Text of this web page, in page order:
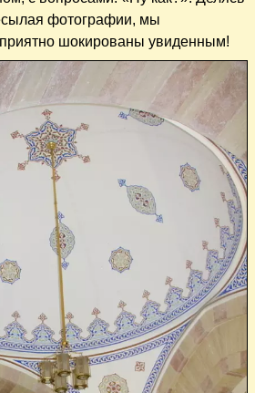
фотографии, мы
шокированы увиденным!